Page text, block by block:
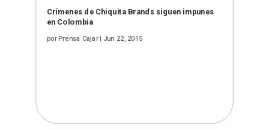
Crímenes de Chiquita Brands siguen impunes
en Colombia
porPrensa Cajar| Jun 22, 2015